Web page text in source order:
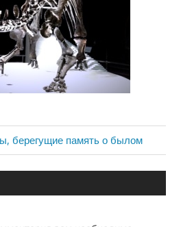
берегущие память о былом